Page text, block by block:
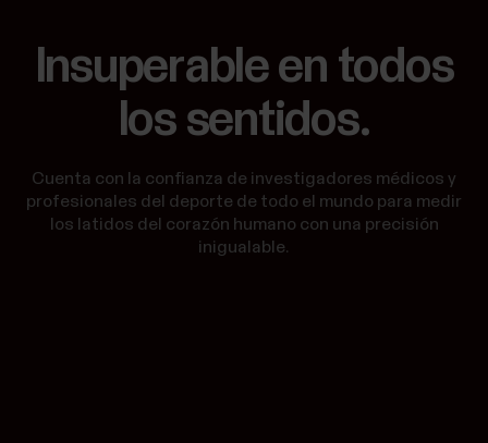
Insuperable en todos
los sentidos.
Cuenta con la confianza de investigadores médicos y
profesionales del deporte de todo el mundo para medir
los latidos del corazón humano con una precisión
inigualable.